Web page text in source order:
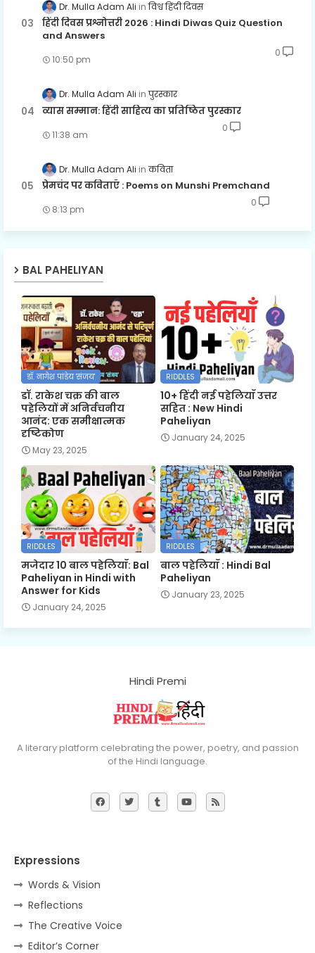
Dr. Mulla Adam Ali विश्व हिंदी दिवस
हिंदी दिवस प्रश्नोत्तरी 2026 : Hindi Diwas Quiz Question
and Answers
10:50 pm
0
Dr. Mulla Adam Ali पुरस्कार
व्यास सम्मान: हिंदी साहित्य का प्रतिष्ठित पुरस्कार
11:38 am
0
Dr. Mulla Adam Ali कविता
प्रेमचंद पर कविताएँ : Poems on Munshi Premchand
8:13 pm
0
BAL PAHELIYAN
डॉ. नागेश पांडेय 'संजय'
डॉ. राकेश चक्र की बाल
पहेलियों में अनिर्वचनीय
आनंद: एक समीक्षात्मक
दृष्टिकोण
May 23, 2025
RIDDLES
10+ हिंदी नई पहेलियाँ उत्तर
सहित : New Hindi
Paheliyan
January 24, 2025
RIDDLES
मजेदार 10 बाल पहेलियाँ: Bal
Paheliyan in Hindi with
Answer for Kids
January 24, 2025
RIDDLES
बाल पहेलियाँ : Hindi Bal
Paheliyan
January 23, 2025
Hindi Premi
A literary platform celebrating the power, poetry, and passion
of the Hindi language.
Expressions
Words & Vision
Reflections
The Creative Voice
Editor’s Corner